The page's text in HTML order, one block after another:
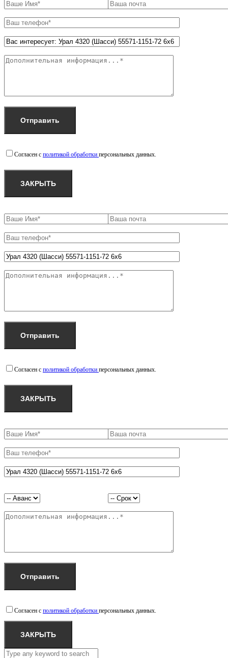
Согласен с политикой обработки персональных данных.
ЗАКРЫТЬ
Согласен с политикой обработки персональных данных.
ЗАКРЫТЬ
Согласен с политикой обработки персональных данных.
ЗАКРЫТЬ